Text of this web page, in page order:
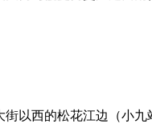
以西的松花江边（小